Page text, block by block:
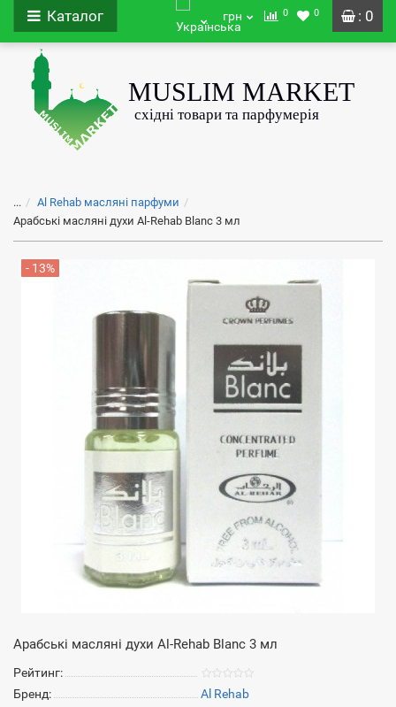
: 0
Каталог грн 0 0
...
Al Rehab масляні парфуми
Арабські масляні духи Al-Rehab Blanc 3 мл
- 13%
Арабські масляні духи Al-Rehab Blanc 3 мл
Рейтинг:
Бренд:
Al Rehab